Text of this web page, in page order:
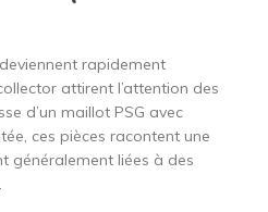
rapidement
attirent l’attention des
d’un maillot PSG avec
ces pièces racontent une
généralement liées à des